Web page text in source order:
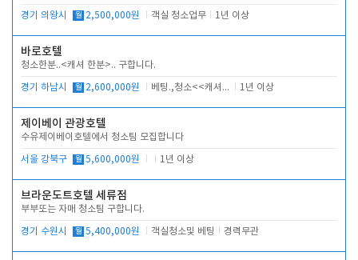
경기 의왕시 월 2,500,000원 객실 청소업무 1년 이상
바로호텔
청소한분..<캐셔 한분>.. 구합니다.
경기 하남시 월 2,600,000원 베팅.,청소<<캐셔 모셔봅니다. 1년 이상
제이베이 관광호텔
수유제이베이호텔에서 청소팀 모집합니다
서울 강북구 월 5,600,000원 1년 이상
브라운도트호텔 세류점
부부또는 자매 청소팀 구합니다.
경기 수원시 월 5,400,000원 객실청소및 베팅 경력무관